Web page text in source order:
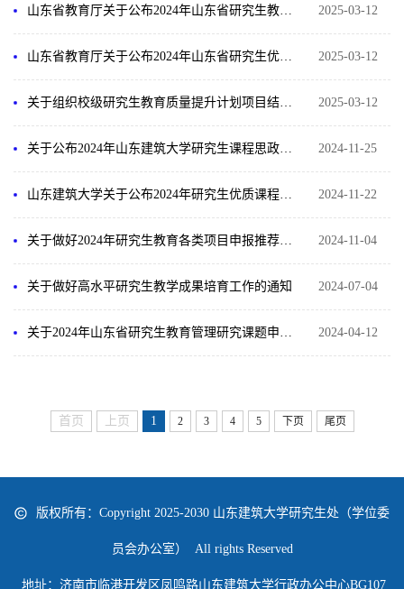
2025-03-12
2025-03-12
2025-03-12
2024-11-25
2024-11-22
2024-11-04
2024-07-04
关于做好高水平研究生教学成果培育工作的通知
2024-04-12
首页 上页 1 2 3 4 5 下页 尾页
版权所有：Copyright 2025-2030 山东建筑大学研究生处（学位委
员会办公室） All rights Reserved
地址：济南市临港开发区凤鸣路山东建筑大学行政办公中心BG107